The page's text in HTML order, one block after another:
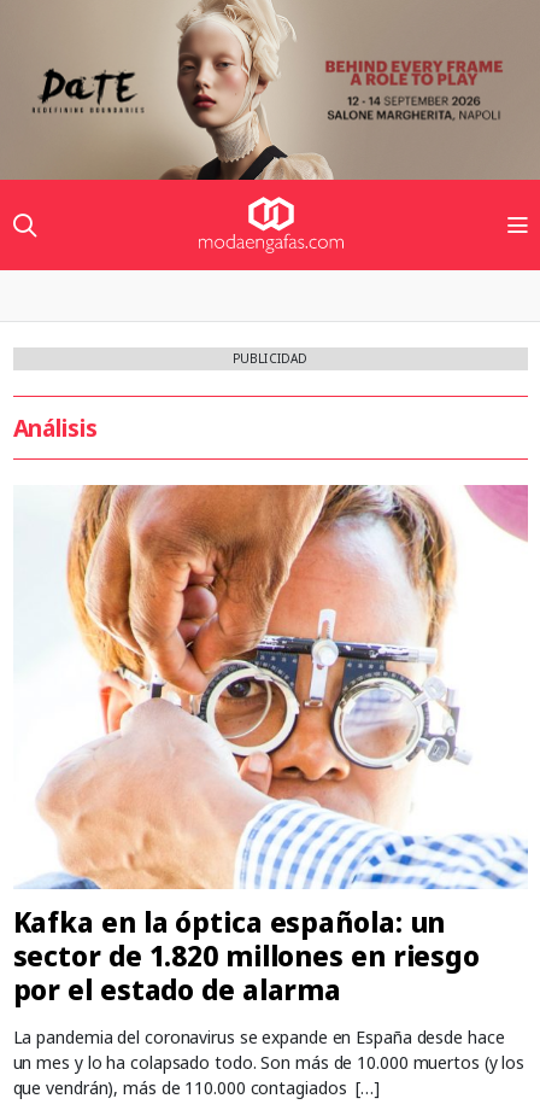
PUBLICIDAD
Análisis
Kafka en la óptica española: un
sector de 1.820 millones en riesgo
por el estado de alarma
La pandemia del coronavirus se expande en España desde hace
un mes y lo ha colapsado todo. Son más de 10.000 muertos (y los
que vendrán), más de 110.000 contagiados […]